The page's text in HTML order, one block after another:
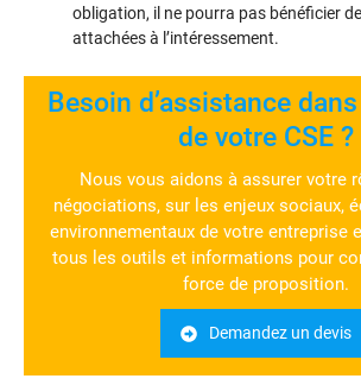
obligation, il ne pourra pas bénéficier
attachées à l’intéressement.
Besoin d’assistance
de votre CSE ?
Nous vous aidons à assurer votre
négociations, sur les enjeux sociaux,
environnementaux de votre entreprise
tous les outils et informations pour
force de proposition.
Demandez un devis